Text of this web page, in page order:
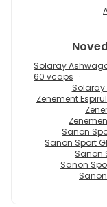
Solaray
60 vcaps
Zenement
Sanon
Sanon Sport
Sanon
Sanon